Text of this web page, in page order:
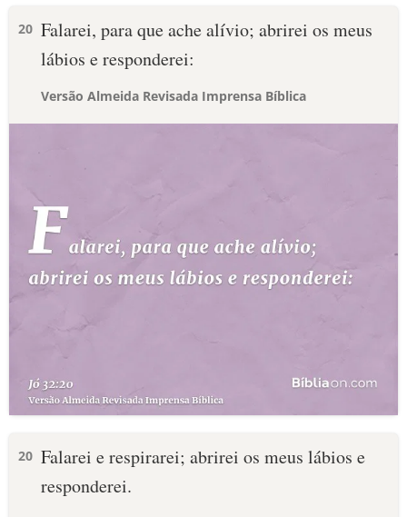
20 Falarei, para que ache alívio; abrirei os meus
lábios e responderei:
Versão Almeida Revisada Imprensa Bíblica
20 Falarei e respirarei; abrirei os meus lábios e
responderei.